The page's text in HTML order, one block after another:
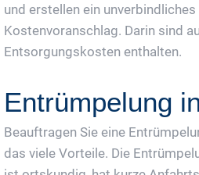
und erstellen ein
Kostenvoranschlag. Darin sind
Entsorgungskosten enthalten.
Entrümpelung
Beauftragen Sie eine
das viele Vorteile. Die